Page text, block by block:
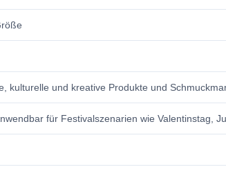
kulturelle und kreative Produkte und
für Festivalszenarien wie Valentinstag,